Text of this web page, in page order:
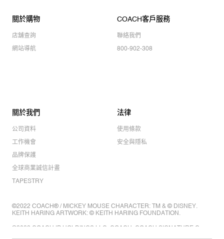
關於購物
店舖查詢
網站導航
COACH客戶服務
聯絡我們
800-902-308
關於我們
公司資料
工作機會
品牌保護
全球商業誠信計畫
TAPESTRY
法律
使用條款
安全與隱私
©2022 COACH® / MICKEY MOUSE CHARACTER: TM & © DISNEY.
KEITH HARING ARTWORK: © KEITH HARING FOUNDATION.
©2022 COACH IP HOLDINGS LLC. COACH, COACH SIGNATURE C